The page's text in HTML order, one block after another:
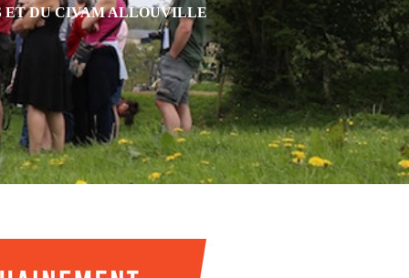
ET DU CIVAM ALLOUVILLE